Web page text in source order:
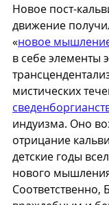
Новое пост-
движение
«новое
в себе элементы
мистических
индуизма. Оно
отрицание
детские годы
нового
Соответственно,